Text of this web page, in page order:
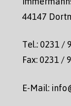
44147
Tel.: 0231 /
Fax: 0231 /
E-Mail: